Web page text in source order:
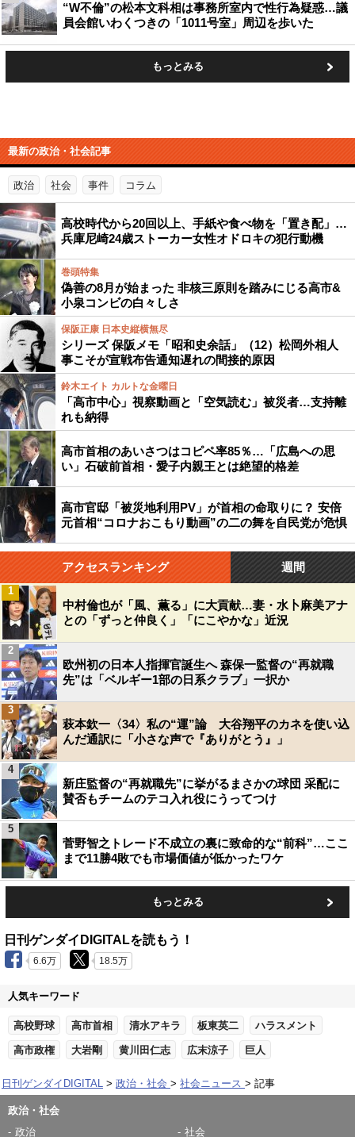
“W不倫”の松本文科相は事務所室内で性行為疑惑…議
員会館いわくつきの「1011号室」周辺を歩いた
もっとみる
最新の政治・社会記事
政治 社会 事件 コラム
高校時代から20回以上、手紙や食べ物を「置き配」…
兵庫尼崎24歳ストーカー女性オドロキの犯行動機
巻頭特集
偽善の8月が始まった 非核三原則を踏みにじる高市&
小泉コンビの白々しさ
保阪正康 日本史縦横無尽
シリーズ 保阪メモ「昭和史余話」（12）松岡外相人
事こそが宣戦布告通知遅れの間接的原因
鈴木エイト カルトな金曜日
「高市中心」視察動画と「空気読む」被災者…支持離
れも納得
高市首相のあいさつはコピペ率85％…「広島への思
い」石破前首相・愛子内親王とは絶望的格差
高市官邸「被災地利用PV」が首相の命取りに？ 安倍
元首相“コロナおこもり動画”の二の舞を自民党が危惧
アクセスランキング 週間
中村倫也が「風、薫る」に大貢献…妻・水卜麻美アナ
との「ずっと仲良く」「にこやかな」近況
1
欧州初の日本人指揮官誕生へ 森保一監督の“再就職
先”は「ベルギー1部の日系クラブ」一択か
2
萩本欽一〈34〉私の“運”論 大谷翔平のカネを使い込
んだ通訳に「小さな声で『ありがとう』」
3
新庄監督の“再就職先”に挙がるまさかの球団 采配に
賛否もチームのテコ入れ役にうってつけ
4
菅野智之トレード不成立の裏に致命的な“前科”…ここ
まで11勝4敗でも市場価値が低かったワケ
5
もっとみる
日刊ゲンダイDIGITALを読もう！
6.6万 18.5万
人気キーワード
高校野球 高市首相 清水アキラ 板東英二 ハラスメント
高市政権 大岩剛 黄川田仁志 広末涼子 巨人
日刊ゲンダイDIGITAL 政治・社会 社会ニュース 記事
政治・社会
政治
社会